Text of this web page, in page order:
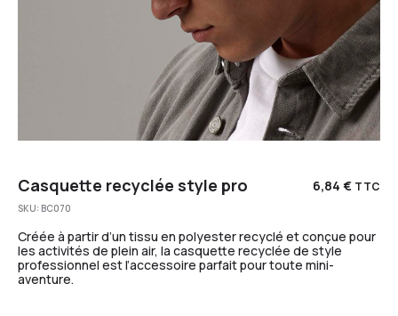
Casquette recyclée style pro 6,84 € TTC
SKU: BC070
Créée à partir d’un tissu en polyester recyclé et conçue pour
les activités de plein air, la casquette recyclée de style
professionnel est l’accessoire parfait pour toute mini-
aventure.